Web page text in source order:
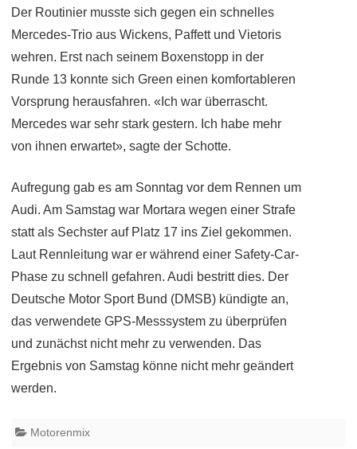
Der Routinier musste sich gegen ein schnelles
Mercedes-Trio aus Wickens, Paffett und Vietoris
wehren. Erst nach seinem Boxenstopp in der
Runde 13 konnte sich Green einen komfortableren
Vorsprung herausfahren. «Ich war überrascht.
Mercedes war sehr stark gestern. Ich habe mehr
von ihnen erwartet», sagte der Schotte.
Aufregung gab es am Sonntag vor dem Rennen um
Audi. Am Samstag war Mortara wegen einer Strafe
statt als Sechster auf Platz 17 ins Ziel gekommen.
Laut Rennleitung war er während einer Safety-Car-
Phase zu schnell gefahren. Audi bestritt dies. Der
Deutsche Motor Sport Bund (DMSB) kündigte an,
das verwendete GPS-Messsystem zu überprüfen
und zunächst nicht mehr zu verwenden. Das
Ergebnis von Samstag könne nicht mehr geändert
werden.
Motorenmix